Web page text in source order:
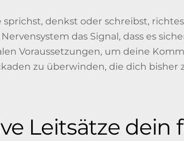
sprichst, denkst oder schreibst,
das Signal, dass es
Voraussetzungen, um deine
zu überwinden, die dich bisher
Leitsätze dein